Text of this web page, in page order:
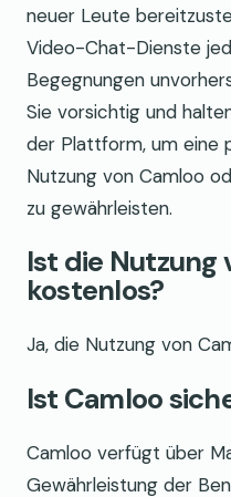
neuer Leute
Video-Chat-Dienste
Begegnungen
Sie vorsichtig und
der Plattform, um eine
Nutzung von Camloo
zu gewährleisten.
Ist die Nutzung
kostenlos?
Ja, die Nutzung von
Ist Camloo
Camloo verfügt über
Gewährleistung der